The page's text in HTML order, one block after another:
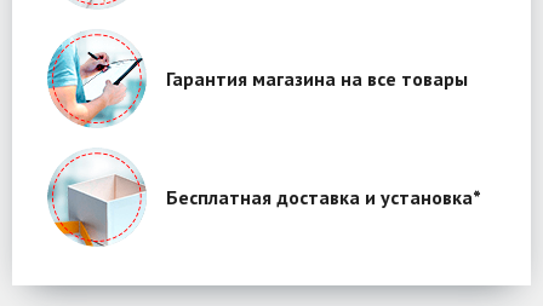
Гарантия магазина на все товары
Бесплатная доставка и установка*